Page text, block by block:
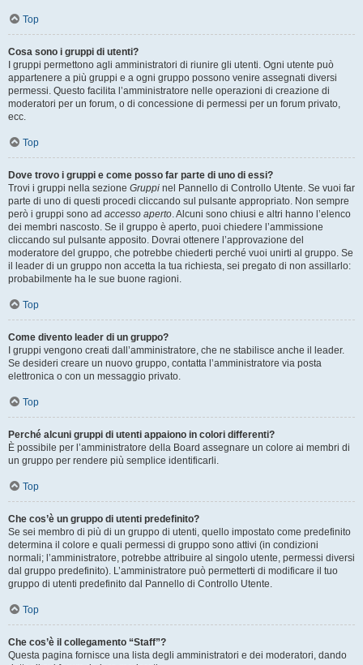
Top
Cosa sono i gruppi di utenti?
I gruppi permettono agli amministratori di riunire gli utenti. Ogni utente può
appartenere a più gruppi e a ogni gruppo possono venire assegnati diversi
permessi. Questo facilita l’amministratore nelle operazioni di creazione di
moderatori per un forum, o di concessione di permessi per un forum privato,
ecc.
Top
Dove trovo i gruppi e come posso far parte di uno di essi?
Trovi i gruppi nella sezione Gruppi nel Pannello di Controllo Utente. Se vuoi far
parte di uno di questi procedi cliccando sul pulsante appropriato. Non sempre
però i gruppi sono ad accesso aperto. Alcuni sono chiusi e altri hanno l’elenco
dei membri nascosto. Se il gruppo è aperto, puoi chiedere l’ammissione
cliccando sul pulsante apposito. Dovrai ottenere l’approvazione del
moderatore del gruppo, che potrebbe chiederti perché vuoi unirti al gruppo. Se
il leader di un gruppo non accetta la tua richiesta, sei pregato di non assillarlo:
probabilmente ha le sue buone ragioni.
Top
Come divento leader di un gruppo?
I gruppi vengono creati dall’amministratore, che ne stabilisce anche il leader.
Se desideri creare un nuovo gruppo, contatta l’amministratore via posta
elettronica o con un messaggio privato.
Top
Perché alcuni gruppi di utenti appaiono in colori differenti?
È possibile per l’amministratore della Board assegnare un colore ai membri di
un gruppo per rendere più semplice identificarli.
Top
Che cos’è un gruppo di utenti predefinito?
Se sei membro di più di un gruppo di utenti, quello impostato come predefinito
determina il colore e quali permessi di gruppo sono attivi (in condizioni
normali; l’amministratore, potrebbe attribuire al singolo utente, permessi diversi
dal gruppo predefinito). L’amministratore può permetterti di modificare il tuo
gruppo di utenti predefinito dal Pannello di Controllo Utente.
Top
Che cos’è il collegamento “Staff”?
Questa pagina fornisce una lista degli amministratori e dei moderatori, dando